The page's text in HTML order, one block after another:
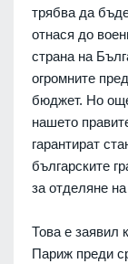
трябва да
отнася до
страна на
огромните
бюджет. Но
нашето
гарантират
българските
за отделяне
Това е заявил
Париж преди